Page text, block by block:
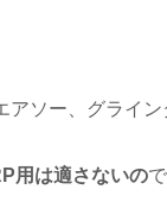
ソー、グライン
用は適さないの